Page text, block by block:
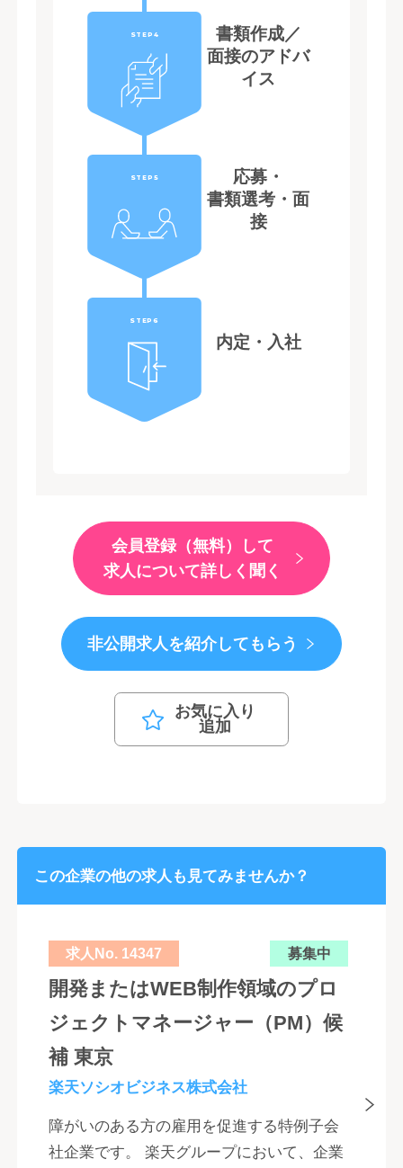
STEP4
書類作成／
面接のアドバ
イス
STEP5
応募・
書類選考・面
接
STEP6
内定・入社
会員登録（無料）して
求人について詳しく聞く
非公開求人を紹介してもらう
お気に入り
追加
この企業の他の求人も見てみませんか？
求人No. 14347 募集中
開発またはWEB制作領域のプロ
ジェクトマネージャー（PM）候
補 東京
楽天ソシオビジネス株式会社
障がいのある方の雇用を促進する特例子会
社企業です。 楽天グループにおいて、企業